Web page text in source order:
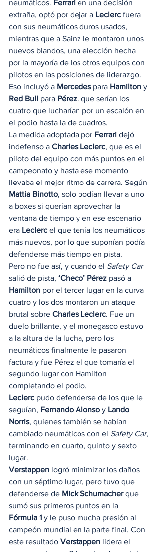
neumáticos. Ferrari en una decisión
extraña, optó por dejar a Leclerc fuera
con sus neumáticos duros usados,
mientras que a Sainz le montaron unos
nuevos blandos, una elección hecha
por la mayoría de los otros equipos con
pilotos en las posiciones de liderazgo.
Eso incluyó a Mercedes para Hamilton y
Red Bull para Pérez. que serían los
cuatro que lucharían por un escalón en
el podio hasta la de cuadros.
La medida adoptada por Ferrari dejó
indefenso a Charles Leclerc, que es el
piloto del equipo con más puntos en el
campeonato y hasta ese momento
llevaba el mejor ritmo de carrera. Según
Mattia Binotto, solo podían llevar a uno
a boxes si querían aprovechar la
ventana de tiempo y en ese escenario
era Leclerc el que tenía los neumáticos
más nuevos, por lo que suponían podía
defenderse más tiempo en pista.
Pero no fue así, y cuando el Safety Car
salió de pista, ‘Checo’ Pérez pasó a
Hamilton por el tercer lugar en la curva
cuatro y los dos montaron un ataque
brutal sobre Charles Leclerc. Fue un
duelo brillante, y el monegasco estuvo
a la altura de la lucha, pero los
neumáticos finalmente le pasaron
factura y fue Pérez el que tomaría el
segundo lugar con Hamilton
completando el podio.
Leclerc pudo defenderse de los que le
seguían, Fernando Alonso y Lando
Norris, quienes también se habían
cambiado neumáticos con el Safety Car,
terminando en cuarto, quinto y sexto
lugar.
Verstappen logró minimizar los daños
con un séptimo lugar, pero tuvo que
defenderse de Mick Schumacher que
sumó sus primeros puntos en la
Fórmula 1 y le puso mucha presión al
campeón mundial en la parte final. Con
este resultado Verstappen lidera el